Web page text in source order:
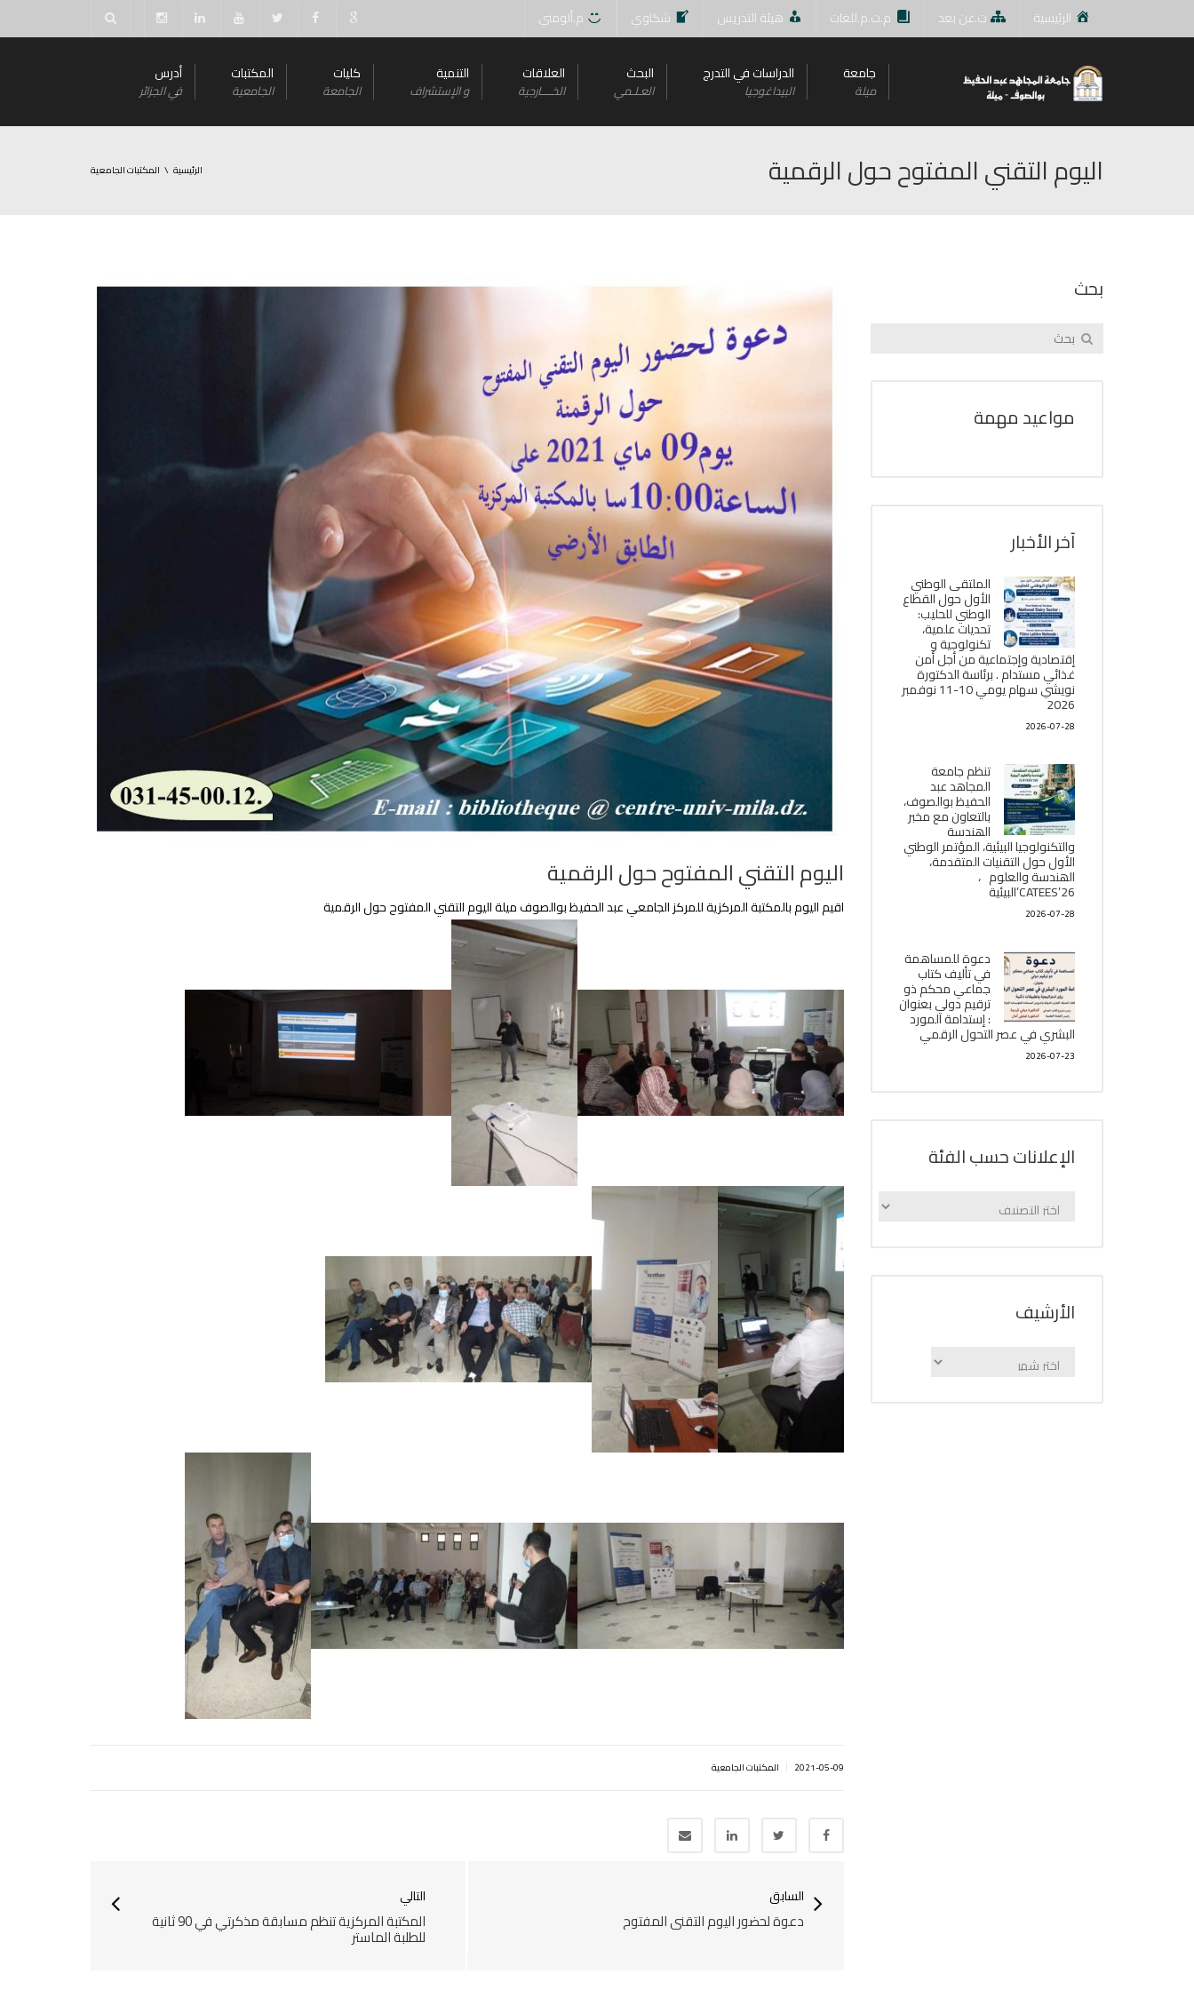
الرئيسية ت.عن بعد م.ت.م.للغات هيئة التدريس شكاوي م.ألومني
جامعة
ميلة
الدراسات في التدرج
البيداغوجيا
البحث
العـلـمي
العلاقات
الخــــارجية
التنمية
و اﻹستشراف
كليات
الجامعة
المكتبات
الجامعية
أدرس
في الجزائر
اليوم التقني المفتوح حول الرقمية الرئيسية المكتبات الجامعية
اليوم التقني المفتوح حول الرقمية
اقيم اليوم بالمكتبة المركزية للمركز الجامعي عبد الحفيظ بوالصوف ميلة اليوم التقني المفتوح حول الرقمية
2021-05-09 المكتبات الجامعية
التالي
المكتبة المركزية تنظم مسابقة مذكرتي في 90 ثانية
للطلبة الماستر
السابق
دعوة لحضور اليوم التقني المفتوح
بحث
مواعيد مهمة
آخر الأخبار
الملتقى الوطني
الأول حول القطاع
الوطني للحليب:
تحديات علمية،
تكنولوجية و
إقتصادية وإجتماعية من أجل أمن
غذائي مستدام . برئاسة الدكتورة
نويشي سهام يومي 10-11 نوفمبر
2026
2026-07-28
تنظم جامعة
المجاهد عبد
الحفيظ بوالصوف،
بالتعاون مع مخبر
الھندسة
والتكنولوجيا البیئیة، المؤتمر الوطني
الأول حول التقنيات المتقدمة،
الھندسة والعلوم ،
CATEES’26’البیئية
2026-07-28
دعوة للمساهمة
في تأليف كتاب
جماعي محكم ذو
ترقيم دولي بعنوان
: إستدامة المورد
البشري في عصر التحول الرقمي
2026-07-23
الإعلانات حسب الفئة
الإعلانات
اﻷرشيف
اﻷرشيف